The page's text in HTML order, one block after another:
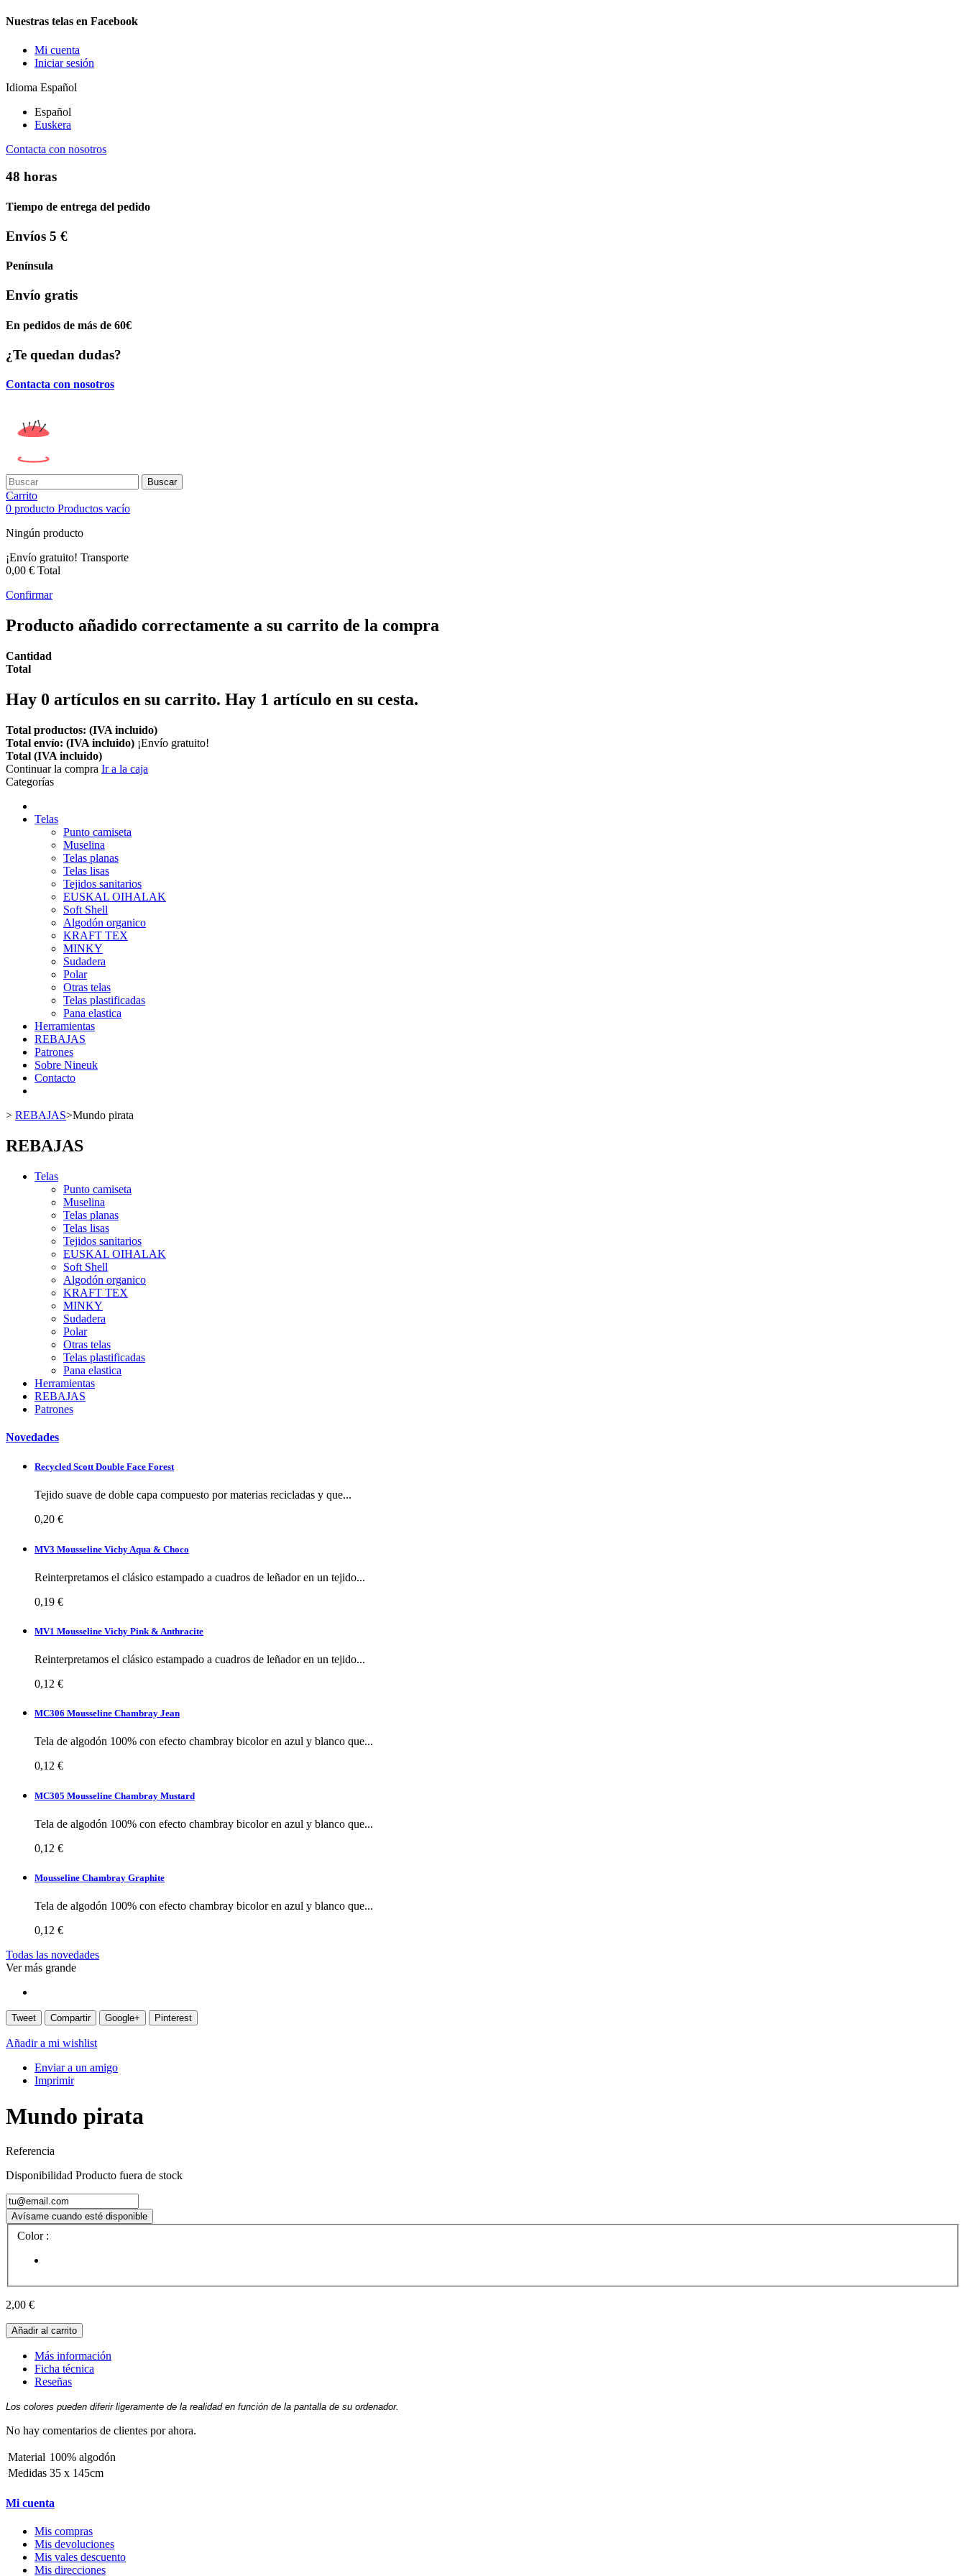
Nuestras telas en Facebook
Mi cuenta
Iniciar sesión
Idioma Español
Español
Euskera
Contacta con nosotros
48 horas
Tiempo de entrega del pedido
Envíos 5 €
Península
Envío gratis
En pedidos de más de 60€
¿Te quedan dudas?
Contacta con nosotros
Buscar
Carrito
0 producto Productos vacío
Ningún producto
¡Envío gratuito! Transporte
0,00 € Total
Confirmar
Producto añadido correctamente a su carrito de la compra
Cantidad
Total
Hay 0 artículos en su carrito. Hay 1 artículo en su cesta.
Total productos: (IVA incluido)
Total envío: (IVA incluido) ¡Envío gratuito!
Total (IVA incluido)
Continuar la compra Ir a la caja
Categorías
Telas
Punto camiseta
Muselina
Telas planas
Telas lisas
Tejidos sanitarios
EUSKAL OIHALAK
Soft Shell
Algodón organico
KRAFT TEX
MINKY
Sudadera
Polar
Otras telas
Telas plastificadas
Pana elastica
Herramientas
REBAJAS
Patrones
Sobre Nineuk
Contacto
> REBAJAS>Mundo pirata
REBAJAS
Telas
Punto camiseta
Muselina
Telas planas
Telas lisas
Tejidos sanitarios
EUSKAL OIHALAK
Soft Shell
Algodón organico
KRAFT TEX
MINKY
Sudadera
Polar
Otras telas
Telas plastificadas
Pana elastica
Herramientas
REBAJAS
Patrones
Novedades
Recycled Scott Double Face Forest
Tejido suave de doble capa compuesto por materias recicladas y que...
0,20 €
MV3 Mousseline Vichy Aqua & Choco
Reinterpretamos el clásico estampado a cuadros de leñador en un tejido...
0,19 €
MV1 Mousseline Vichy Pink & Anthracite
Reinterpretamos el clásico estampado a cuadros de leñador en un tejido...
0,12 €
MC306 Mousseline Chambray Jean
Tela de algodón 100% con efecto chambray bicolor en azul y blanco que...
0,12 €
MC305 Mousseline Chambray Mustard
Tela de algodón 100% con efecto chambray bicolor en azul y blanco que...
0,12 €
Mousseline Chambray Graphite
Tela de algodón 100% con efecto chambray bicolor en azul y blanco que...
0,12 €
Todas las novedades
Ver más grande
Tweet Compartir Google+ Pinterest
Añadir a mi wishlist
Enviar a un amigo
Imprimir
Mundo pirata
Referencia
Disponibilidad Producto fuera de stock
Avísame cuando esté disponible
Color :
2,00 €
Añadir al carrito
Más información
Ficha técnica
Reseñas
Los colores pueden diferir ligeramente de la realidad en función de la pantalla de su ordenador.
No hay comentarios de clientes por ahora.
Material 100% algodón
Medidas 35 x 145cm
Mi cuenta
Mis compras
Mis devoluciones
Mis vales descuento
Mis direcciones